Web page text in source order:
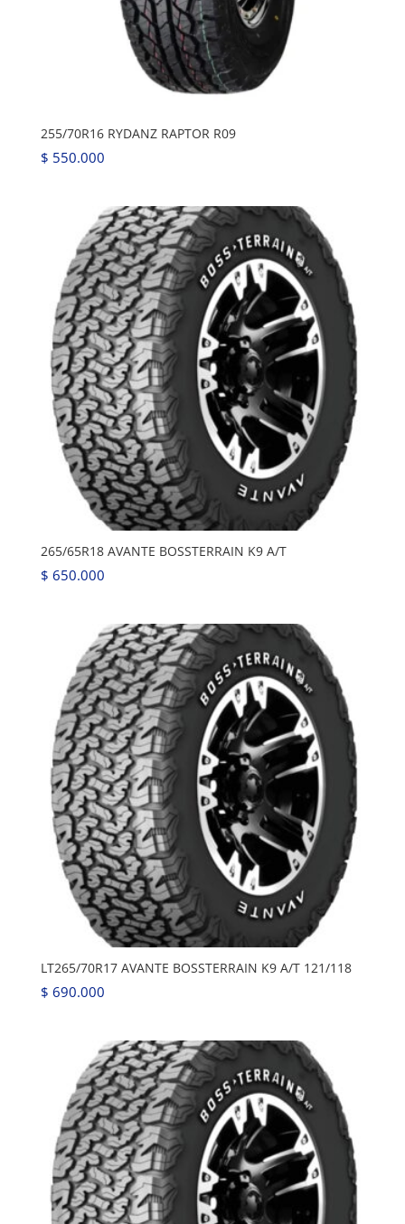
255/70R16 RYDANZ RAPTOR R09
$ 550.000
265/65R18 AVANTE BOSSTERRAIN K9 A/T
$ 650.000
LT265/70R17 AVANTE BOSSTERRAIN K9 A/T 121/118
$ 690.000